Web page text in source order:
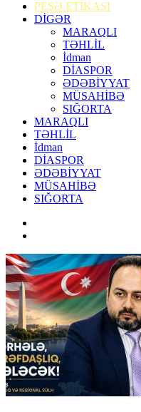
PEŞƏ ETİKASI
DİGƏR
MARAQLI
TƏHLİL
İdman
DİASPOR
ƏDƏBİYYAT
MÜSAHİBƏ
SIĞORTA
MARAQLI
TƏHLİL
İdman
DİASPOR
ƏDƏBİYYAT
MÜSAHİBƏ
SIĞORTA